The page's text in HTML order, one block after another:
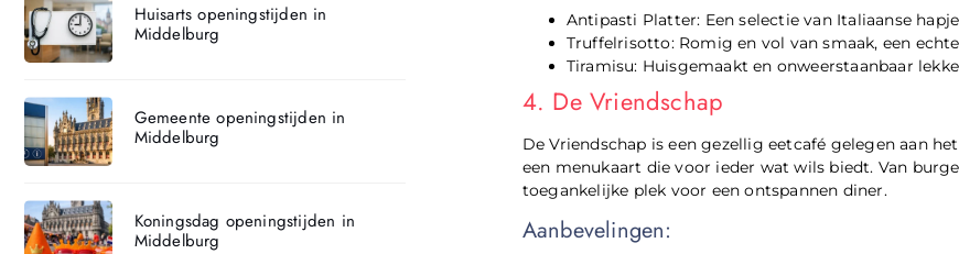
Antipasti Platter: Een selectie van Italiaanse
Truffelrisotto: Romig en vol van smaak, een
Tiramisu: Huisgemaakt en onweerstaanbaar
4. De Vriendschap
De Vriendschap is een gezellig eetcafé gelegen aan
een menukaart die voor ieder wat wils biedt. Van
toegankelijke plek voor een ontspannen diner.
Aanbevelingen:
Huisarts openingstijden in
Middelburg
Gemeente openingstijden in
Middelburg
Koningsdag openingstijden in
Middelburg